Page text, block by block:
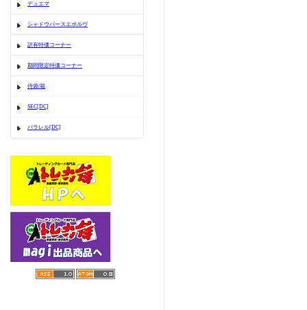
デュエマ
シャドウバースエボルヴ
訳有特価コーナー
期間限定特価コーナー
侍袋/箱
SEC[DC]
パラレル[DC]